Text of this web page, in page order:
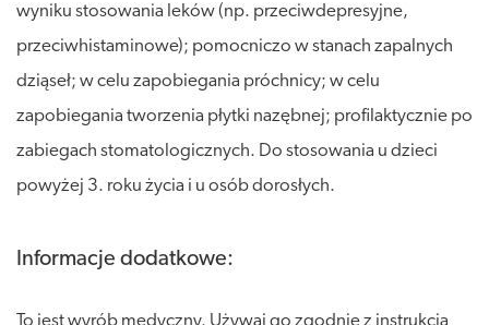
wyniku stosowania leków (np. przeciwdepresyjne,
przeciwhistaminowe); pomocniczo w stanach zapalnych
dziąseł; w celu zapobiegania próchnicy; w celu
zapobiegania tworzenia płytki nazębnej; profilaktycznie po
zabiegach stomatologicznych. Do stosowania u dzieci
powyżej 3. roku życia i u osób dorosłych.
Informacje dodatkowe:
To jest wyrób medyczny. Używaj go zgodnie z instrukcją